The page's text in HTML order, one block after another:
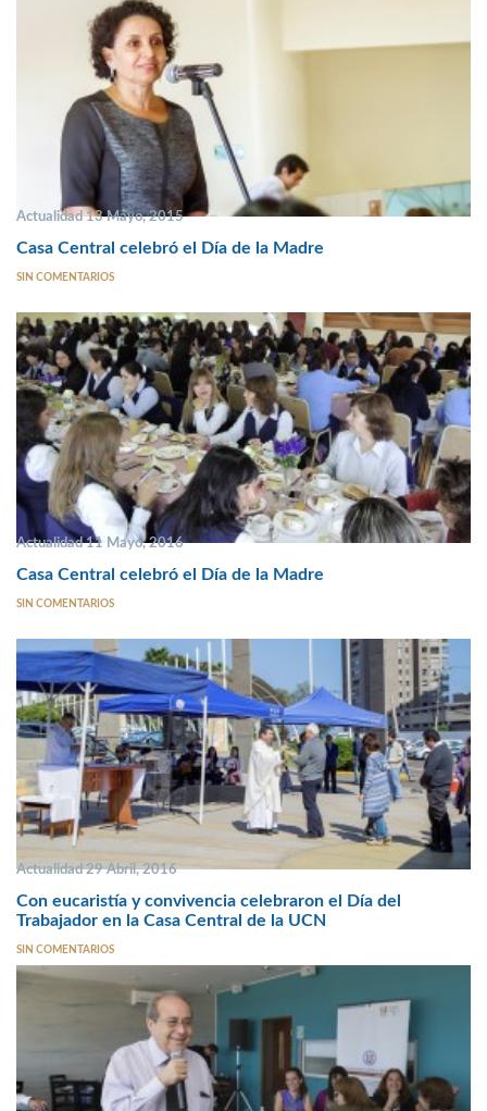
Actualidad 13 Mayo, 2015
Casa Central celebró el Día de la Madre
SIN COMENTARIOS
Actualidad 11 Mayo, 2016
Casa Central celebró el Día de la Madre
SIN COMENTARIOS
Actualidad 29 Abril, 2016
Con eucaristía y convivencia celebraron el Día del
Trabajador en la Casa Central de la UCN
SIN COMENTARIOS